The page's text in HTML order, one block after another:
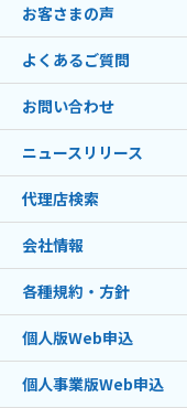
お客さまの声
よくあるご質問
お問い合わせ
ニュースリリース
代理店検索
会社情報
各種規約・方針
個人版Web申込
個人事業版Web申込